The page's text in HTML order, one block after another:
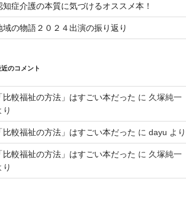
知症介護の本質に気づけるオススメ本！
域の物語２０２４出演の振り返り
近のコメント
比較福祉の方法」はすごい本だった に 久塚純一
り
比較福祉の方法」はすごい本だった に dayu より
比較福祉の方法」はすごい本だった に 久塚純一
り